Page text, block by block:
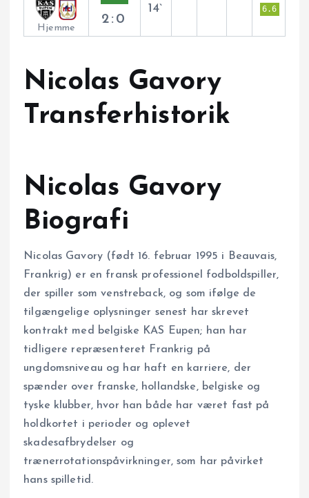
Hjemme
2:0
14` 6.6
Nicolas Gavory
Transferhistorik
Nicolas Gavory
Biografi
Nicolas Gavory (født 16. februar 1995 i Beauvais,
Frankrig) er en fransk professionel fodboldspiller,
der spiller som venstreback, og som ifølge de
tilgængelige oplysninger senest har skrevet
kontrakt med belgiske KAS Eupen; han har
tidligere repræsenteret Frankrig på
ungdomsniveau og har haft en karriere, der
spænder over franske, hollandske, belgiske og
tyske klubber, hvor han både har været fast på
holdkortet i perioder og oplevet
skadesafbrydelser og
trænerrotationspåvirkninger, som har påvirket
hans spilletid.